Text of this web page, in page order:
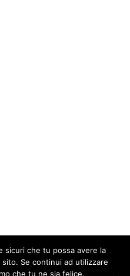
sicuri che tu possa avere la
Se continui ad utilizzare
che tu ne sia felice.